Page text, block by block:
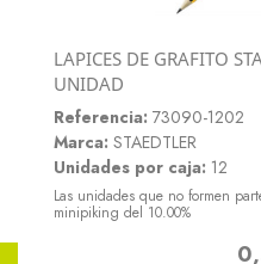
LAPICES DE GRAFITO
UNIDAD
Referencia: 73090-1202
Marca: STAEDTLER
Unidades por caja: 12
Las unidades que no formen
minipiking del 10.00%